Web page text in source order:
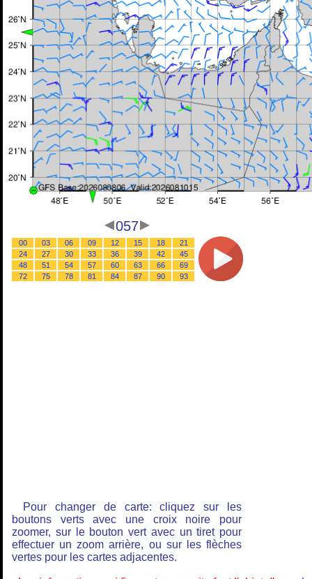
057
00 03 06 09 12 15 18
21
24
27 30 33 36 39 42
45
48
51 54 57 60 63 66
69
72
75 78 81 84 87 90 93
Pour changer de carte: cliquez sur les
boutons verts avec une croix noire pour
zoomer, sur le bouton vert avec un tiret pour
effectuer un zoom arrière, ou sur les flèches
vertes pour les cartes adjacentes.